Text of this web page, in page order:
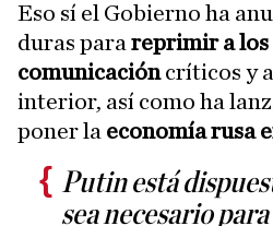
Eso sí el Gobierno ha
duras para reprimir a los
comunicacióncríticos y
interior, así como ha
poner la economía rusa
Putin está
sea necesario